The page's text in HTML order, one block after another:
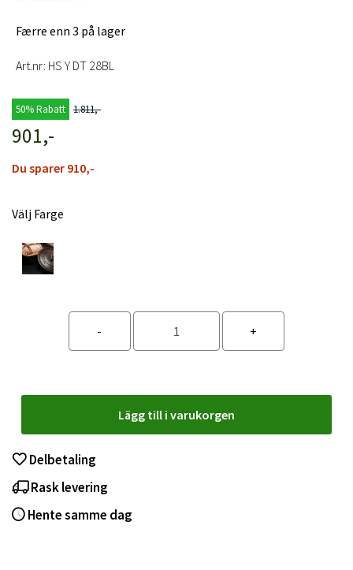
Færre enn 3 på lager
Art.nr: HS Y DT 28BL
50% Rabatt 1.811,-
901,-
Du sparer 910,-
Välj Farge
Lägg till i varukorgen
Delbetaling
Rask levering
Hente samme dag